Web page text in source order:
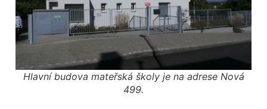
Hlavní budova mateřská školy je na adrese Nová
499.